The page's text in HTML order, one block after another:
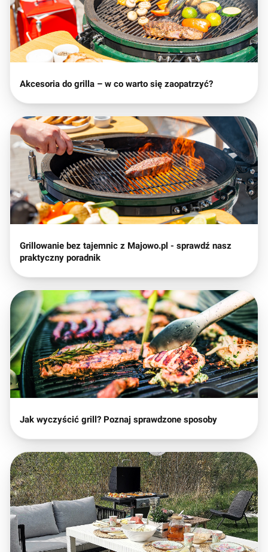
Akcesoria do grilla – w co warto się zaopatrzyć?
Grillowanie bez tajemnic z Majowo.pl - sprawdź nasz
praktyczny poradnik
Jak wyczyścić grill? Poznaj sprawdzone sposoby